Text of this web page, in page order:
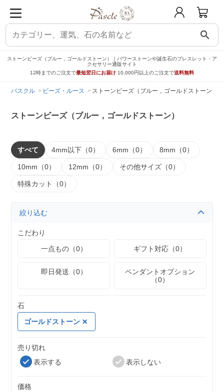
search
ストーンビーズ（ブルー，ゴールドストーン）｜パワーストーンや誕生石のブレスレット・ア
クセサリー通販サイト
12時までのご注文で最短翌日にお届け 10,000円以上のご注文で送料無料
パスクル ビーズ・ルース ストーンビーズ（ブルー，ゴールドストーン）
ストーンビーズ（ブルー，ゴールドストーン）
すべて 4mm以下（0） 6mm（0） 8mm（0）
10mm（0） 12mm（0） その他サイズ（0）
特殊カット（0）
絞り込む
こだわり
一点もの（0）
ギフト対応（0）
即日発送（0）
ペンダントオプション
（0）
石
ゴールドストーン
売り切れ
表示する
表示しない
価格